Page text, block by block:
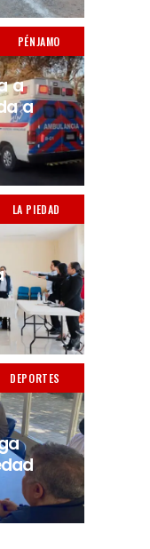
PÉNJAMO
a
a
LA PIEDAD
DEPORTES